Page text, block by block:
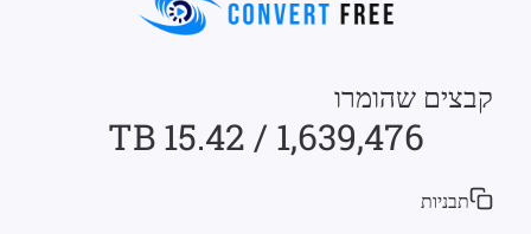
קבצים שהומרו
1,639,476 / 15.42 TB
תבניות